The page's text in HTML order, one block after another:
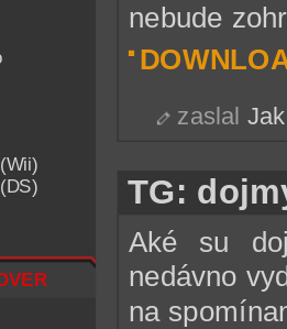
nebude
zaslal
TG:
Aké su
nedávno
na